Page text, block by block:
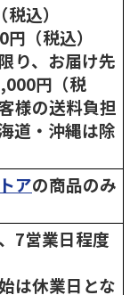
込）
（税込）
り、お届け先
円（税
様の送料負担
道・沖縄は除
アの商品のみ
7営業日程度
は休業日とな